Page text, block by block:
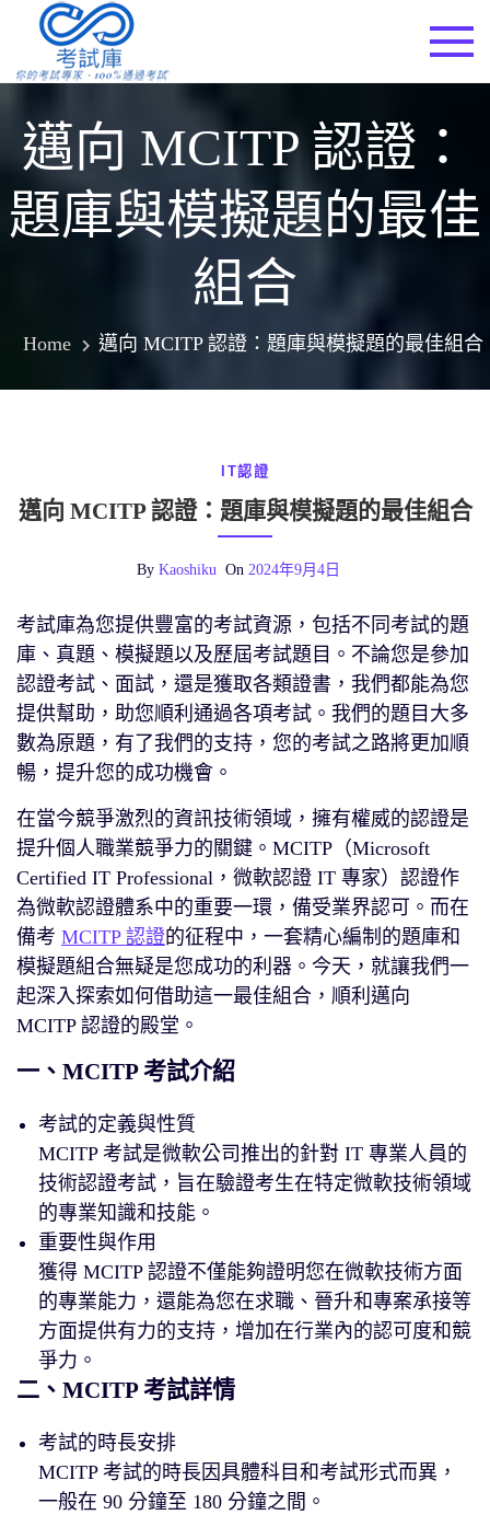
content
邁向 MCITP 認證：
題庫與模擬題的最佳
組合
Home 邁向 MCITP 認證：題庫與模擬題的最佳組合
IT認證
邁向 MCITP 認證：題庫與模擬題的最佳組合
By Kaoshiku On 2024年9月4日
考試庫為您提供豐富的考試資源，包括不同考試的題
庫、真題、模擬題以及歷屆考試題目。不論您是參加
認證考試、面試，還是獲取各類證書，我們都能為您
提供幫助，助您順利通過各項考試。我們的題目大多
數為原題，有了我們的支持，您的考試之路將更加順
暢，提升您的成功機會。
在當今競爭激烈的資訊技術領域，擁有權威的認證是
提升個人職業競爭力的關鍵。MCITP（Microsoft
Certified IT Professional，微軟認證 IT 專家）認證作
為微軟認證體系中的重要一環，備受業界認可。而在
備考 MCITP 認證的征程中，一套精心編制的題庫和
模擬題組合無疑是您成功的利器。今天，就讓我們一
起深入探索如何借助這一最佳組合，順利邁向
MCITP 認證的殿堂。
一、MCITP 考試介紹
考試的定義與性質
MCITP 考試是微軟公司推出的針對 IT 專業人員的
技術認證考試，旨在驗證考生在特定微軟技術領域
的專業知識和技能。
重要性與作用
獲得 MCITP 認證不僅能夠證明您在微軟技術方面
的專業能力，還能為您在求職、晉升和專案承接等
方面提供有力的支持，增加在行業內的認可度和競
爭力。
二、MCITP 考試詳情
考試的時長安排
MCITP 考試的時長因具體科目和考試形式而異，
一般在 90 分鐘至 180 分鐘之間。